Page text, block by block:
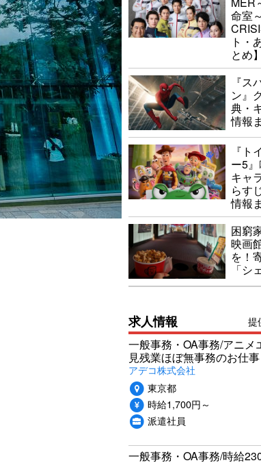
命室
ト・
とめ】
『ス
ン』
典・
情報
『ト
ー5
キャ
らす
情報
困窮
映画
を！
「シ
提
求人情報
一般事務・OA事務/アニメ
見残業ほぼ無事務のお仕事
アデコ株式会社
東京都
時給1,700円～
派遣社員
一般事務・OA事務/時給